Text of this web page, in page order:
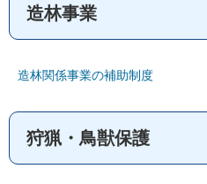
造林事業
造林関係事業の補助制度
狩猟・鳥獣保護